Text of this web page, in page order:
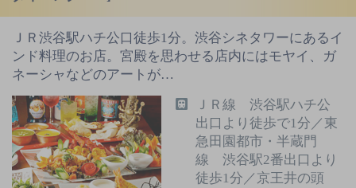
ＪＲ渋谷駅ハチ公口徒歩1分。渋谷シネタワーにあるイ
ンド料理のお店。宮殿を思わせる店内にはモヤイ、ガ
ネーシャなどのアートが…
ＪＲ線 渋谷駅ハチ公
出口より徒歩で1分／東
急田園都市・半蔵門
線 渋谷駅2番出口より
徒歩1分／京王井の頭